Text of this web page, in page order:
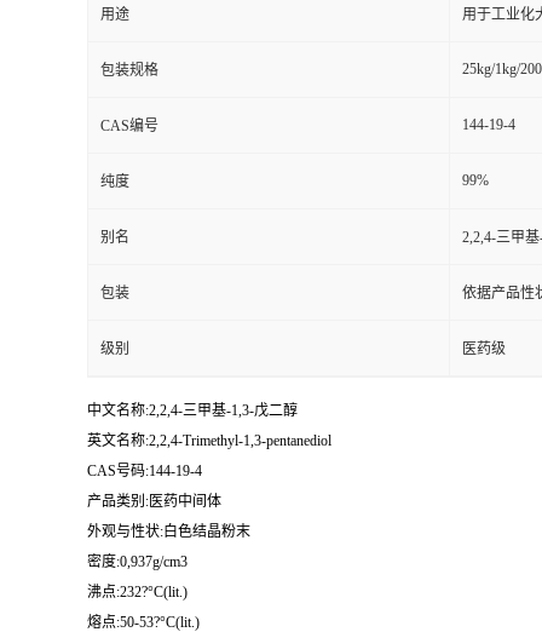
用途 用于工业化
包装规格 25kg/1kg/
CAS编号 144-19-4
纯度 99%
别名 2,2,4-三甲
包装 依据产品性
级别 医药级
中文名称:2,2,4-三甲基-1,3-戊二醇
英文名称:2,2,4-Trimethyl-1,3-pentanediol
CAS号码:144-19-4
产品类别:医药中间体
外观与性状:白色结晶粉末
密度:0,937g/cm3
沸点:232?°C(lit.)
熔点:50-53?°C(lit.)